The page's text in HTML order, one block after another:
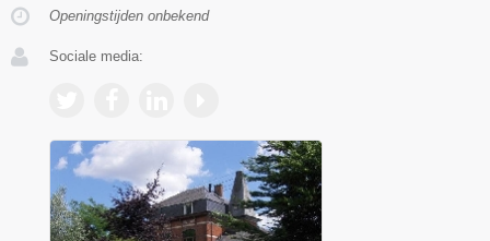
Openingstijden onbekend
Sociale media: